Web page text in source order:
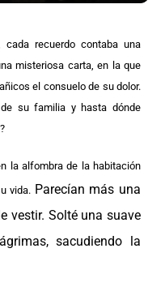
recuerdo contaba una
misteriosa carta, en la que
el consuelo de su dolor.
su familia y hasta dónde
la alfombra de la habitación
vida. Parecían más una
vestir. Solté una suave
sacudiendo la